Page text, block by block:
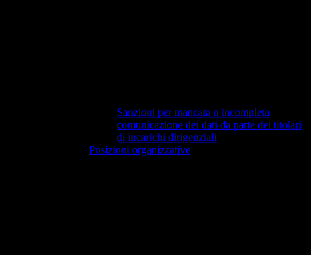
Sanzioni per mancata o incompleta
comunicazione dei dati da parte dei titolari
di incarichi dirigenziali
Posizioni organizzative